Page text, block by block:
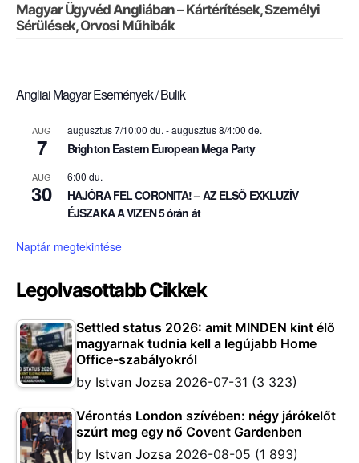
Magyar Ügyvéd Angliában – Kártérítések, Személyi
Sérülések, Orvosi Műhibák
Angliai Magyar Események / Bulik
AUG
7
augusztus 7/10:00 du. -augusztus 8/4:00 de.
Brighton Eastern European Mega Party
AUG
30
6:00 du.
HAJÓRA FEL CORONITA! – AZ ELSŐ EXKLUZÍV
ÉJSZAKA A VIZEN 5 órán át
Naptár megtekintése
Legolvasottabb Cikkek
Settled status 2026: amit MINDEN kint élő
magyarnak tudnia kell a legújabb Home
Office-szabályokról
by Istvan Jozsa 2026-07-31 (3 323)
Vérontás London szívében: négy járókelőt
szúrt meg egy nő Covent Gardenben
by Istvan Jozsa 2026-08-05 (1 893)